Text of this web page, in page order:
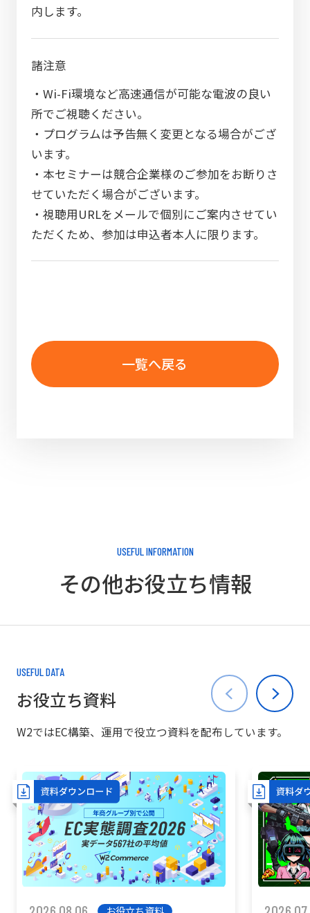
内します。
諸注意
・Wi-Fi環境など高速通信が可能な電波の良い
所でご視聴ください。
・プログラムは予告無く変更となる場合がござ
います。
・本セミナーは競合企業様のご参加をお断りさ
せていただく場合がございます。
・視聴用URLをメールで個別にご案内させてい
ただくため、参加は申込者本人に限ります。
一覧へ戻る
USEFUL INFORMATION
その他お役立ち情報
USEFUL DATA
お役立ち資料
W2ではEC構築、運用で役立つ資料を配布しています。